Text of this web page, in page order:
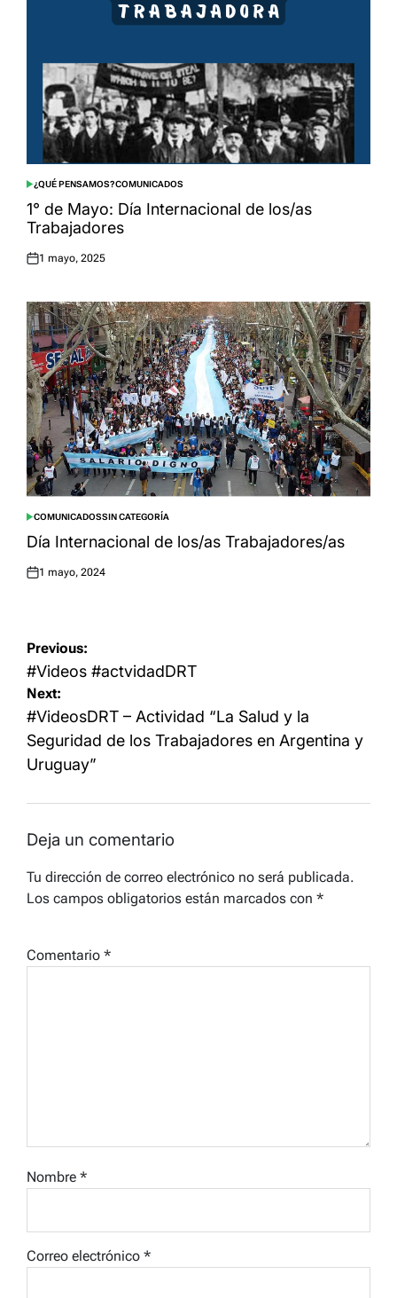
POSTED
IN
¿QUÉ PENSAMOS?COMUNICADOS
1° de Mayo: Día Internacional de los/as
Trabajadores
Posted
1 mayo, 2025
POSTED
IN
COMUNICADOSSIN CATEGORÍA
Día Internacional de los/as Trabajadores/as
Posted
1 mayo, 2024
Navegación
de
entradas
Previous:
#Videos #actvidadDRT
Next:
#VideosDRT – Actividad “La Salud y la
Seguridad de los Trabajadores en Argentina y
Uruguay”
Deja un comentario
Tu dirección de correo electrónico no será publicada.
Los campos obligatorios están marcados con *
Comentario *
Nombre *
Correo electrónico *